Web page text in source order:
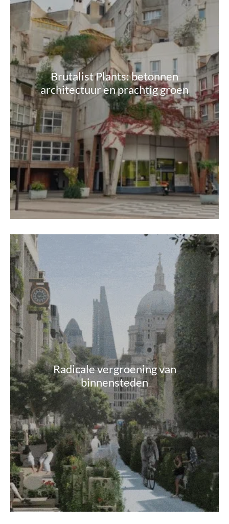
Brutalist Plants: betonnen
architectuur en prachtig groen
Radicale vergroening van
binnensteden